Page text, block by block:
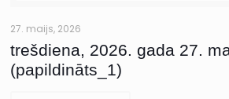
27. maijs, 2026
trešdiena, 2026. gada 27.
(papildināts_1)